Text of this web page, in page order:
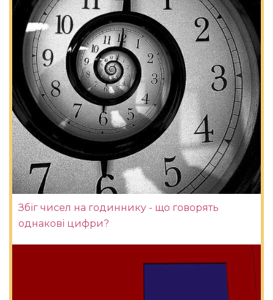
Збіг чисел на годиннику - що говорять
однакові цифри?